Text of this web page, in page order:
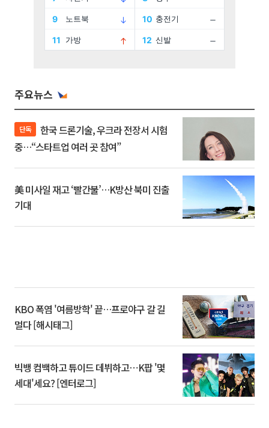
주요뉴스
단독
중…“스타트업 여러 곳 참여”
美 미사일 재고 ‘빨간불’…K방산 북미 진출
기대
KBO 폭염 '여름방학' 끝…프로야구 갈 길
멀다 [해시태그]
빅뱅 컴백하고 튜이드 데뷔하고⋯K팝 '몇
세대'세요? [엔터로그]